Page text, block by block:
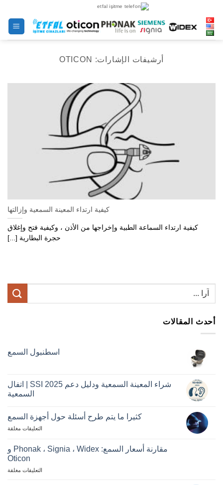
الى
المحتوى
أرشيفات الإشارات: OTICON
كيفية ارتداء المعينة السمعية وإزالتها
كيفية ارتداء السماعة الطبية وإخراجها من الأذن ، وكيفية فتح وإغلاق
حجرة البطارية [...]
أحدث المقالات
اسطنبول السمع
شراء المعينة السمعية ودليل دعم SSI 2025 | اتفال
السمعية
كثيرا ما يتم طرح أسئلة حول أجهزة السمع
لطرح
المتداولة
حول
السمع
التعليقات مغلقة
مقارنة أسعار السمع: Phonak ، Signia ، Widex و
Oticon
مقارنة
التعليقات مغلقة